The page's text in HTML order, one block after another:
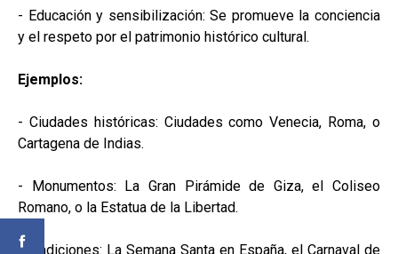
- Educación y sensibilización: Se promueve la conciencia
y el respeto por el patrimonio histórico cultural.
Ejemplos:
- Ciudades históricas: Ciudades como Venecia, Roma, o
Cartagena de Indias.
- Monumentos: La Gran Pirámide de Giza, el Coliseo
Romano, o la Estatua de la Libertad.
- Tradiciones: La Semana Santa en España, el Carnaval de